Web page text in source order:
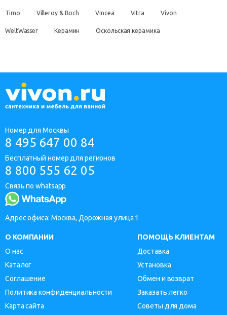
Timo Villeroy & Boch Vincea Vitra Vivon
WeltWasser Керамин Оскольская керамика
Номер для Москвы
8 495 647 00 84
Бесплатный номер для регионов
8 800 555 62 05
Связь по whatsapp
Адрес офиса: Москва, Дорожная улица 1
О КОМПАНИИ
О нас
Каталог
Соглашение
Политика конфиденциальности
Карта сайта
ПОМОЩЬ КЛИЕНТАМ
Доставка
Установка
Обмен и возврат
Заказать легко
Советы для дома